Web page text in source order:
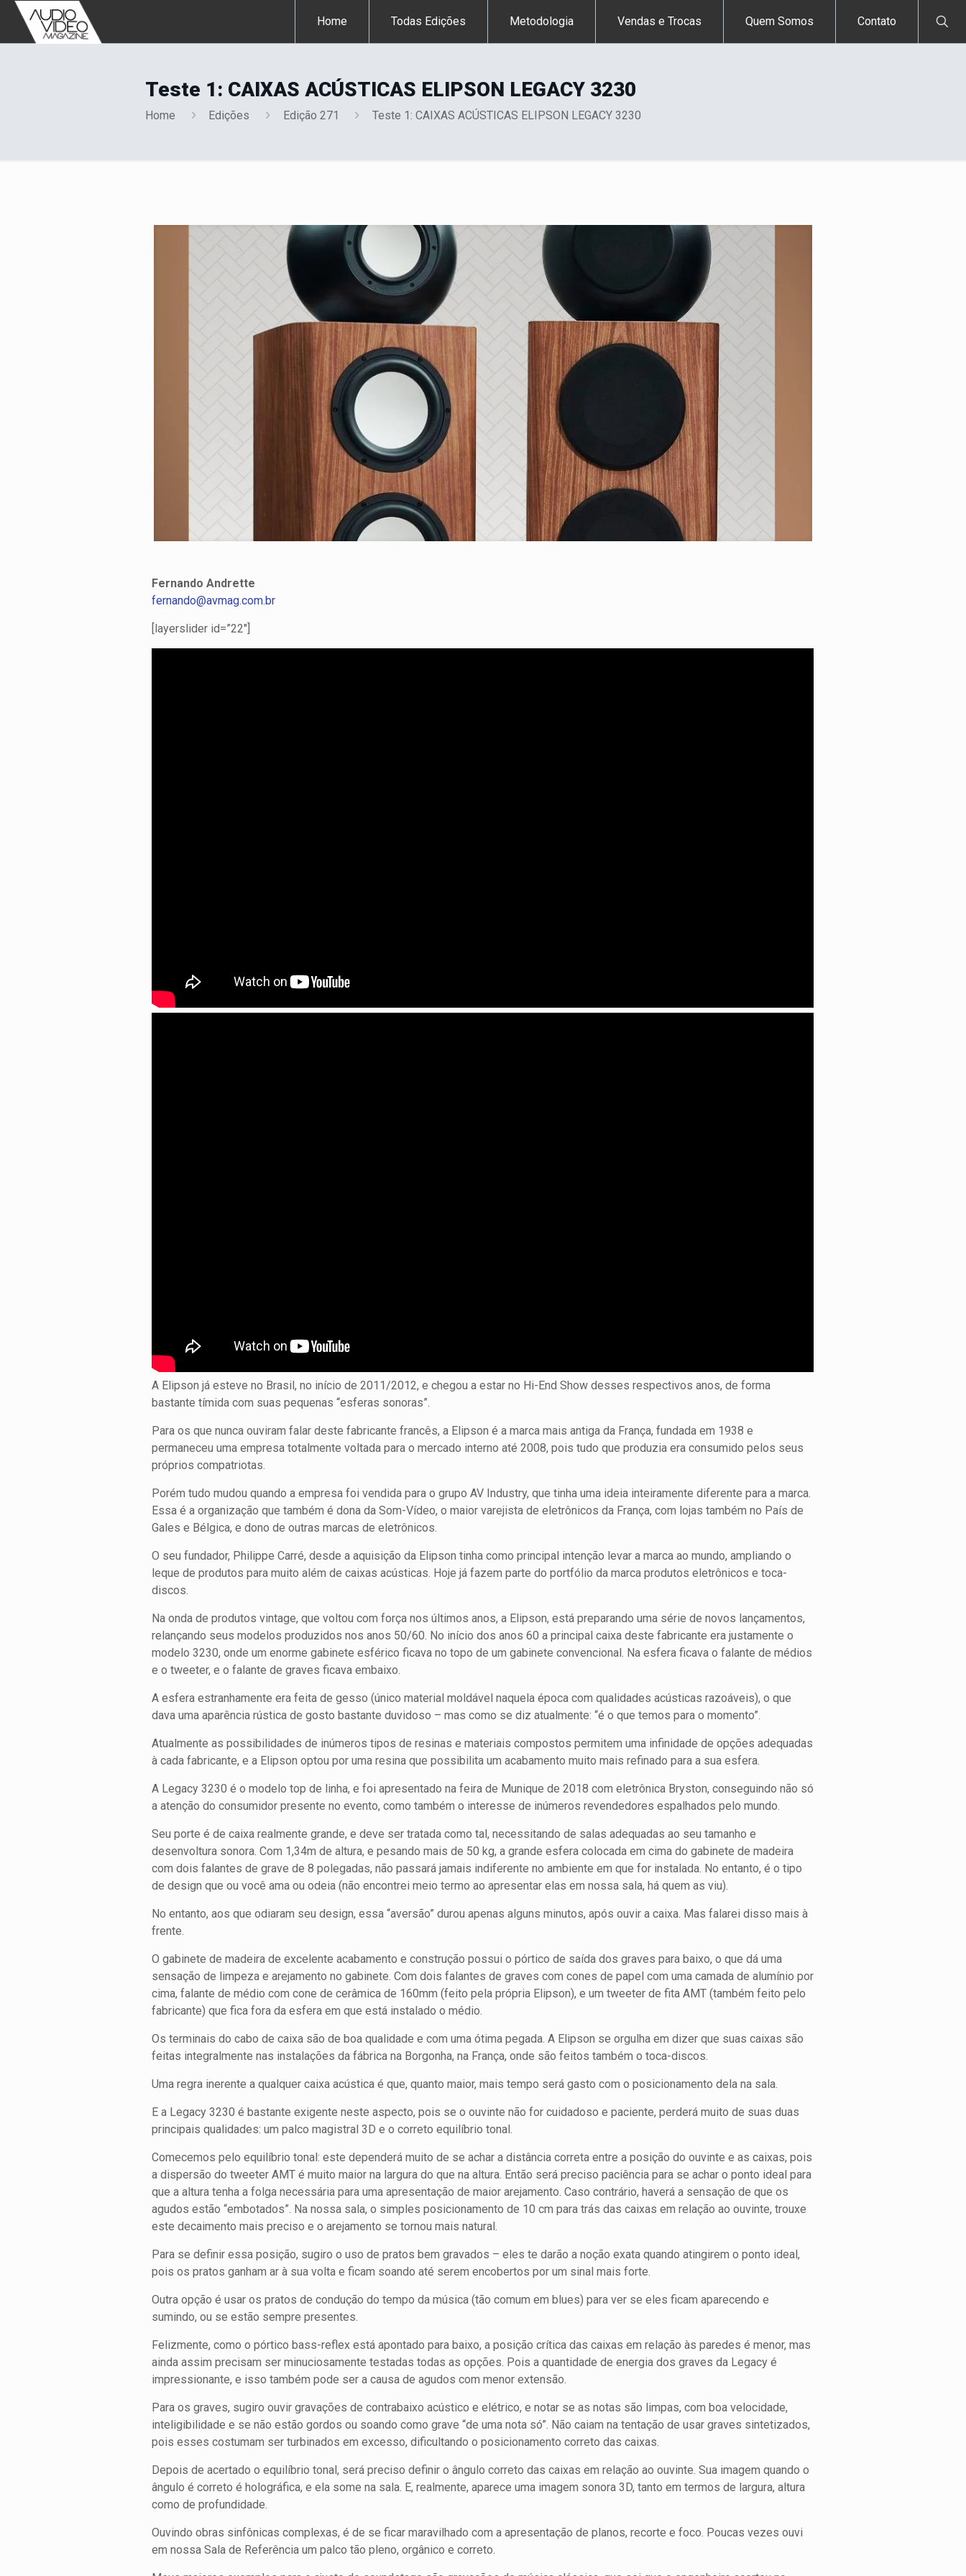
Home Todas Edições Metodologia Vendas e Trocas Quem Somos Contato
Teste 1: CAIXAS ACÚSTICAS ELIPSON LEGACY 3230
Home Edições Edição 271 Teste 1: CAIXAS ACÚSTICAS ELIPSON LEGACY 3230
Fernando Andrette
fernando@avmag.com.br
[layerslider id=”22″]
A Elipson já esteve no Brasil, no início de 2011/2012, e chegou a estar no Hi-End Show desses respectivos anos, de forma
bastante tímida com suas pequenas “esferas sonoras”.
Para os que nunca ouviram falar deste fabricante francês, a Elipson é a marca mais antiga da França, fundada em 1938 e
permaneceu uma empresa totalmente voltada para o mercado interno até 2008, pois tudo que produzia era consumido pelos seus
próprios compatriotas.
Porém tudo mudou quando a empresa foi vendida para o grupo AV Industry, que tinha uma ideia inteiramente diferente para a marca.
Essa é a organização que também é dona da Som-Vídeo, o maior varejista de eletrônicos da França, com lojas também no País de
Gales e Bélgica, e dono de outras marcas de eletrônicos.
O seu fundador, Philippe Carré, desde a aquisição da Elipson tinha como principal intenção levar a marca ao mundo, ampliando o
leque de produtos para muito além de caixas acústicas. Hoje já fazem parte do portfólio da marca produtos eletrônicos e toca-
discos.
Na onda de produtos vintage, que voltou com força nos últimos anos, a Elipson, está preparando uma série de novos lançamentos,
relançando seus modelos produzidos nos anos 50/60. No início dos anos 60 a principal caixa deste fabricante era justamente o
modelo 3230, onde um enorme gabinete esférico ficava no topo de um gabinete convencional. Na esfera ficava o falante de médios
e o tweeter, e o falante de graves ficava embaixo.
A esfera estranhamente era feita de gesso (único material moldável naquela época com qualidades acústicas razoáveis), o que
dava uma aparência rústica de gosto bastante duvidoso – mas como se diz atualmente: “é o que temos para o momento”.
Atualmente as possibilidades de inúmeros tipos de resinas e materiais compostos permitem uma infinidade de opções adequadas
à cada fabricante, e a Elipson optou por uma resina que possibilita um acabamento muito mais refinado para a sua esfera.
A Legacy 3230 é o modelo top de linha, e foi apresentado na feira de Munique de 2018 com eletrônica Bryston, conseguindo não só
a atenção do consumidor presente no evento, como também o interesse de inúmeros revendedores espalhados pelo mundo.
Seu porte é de caixa realmente grande, e deve ser tratada como tal, necessitando de salas adequadas ao seu tamanho e
desenvoltura sonora. Com 1,34m de altura, e pesando mais de 50 kg, a grande esfera colocada em cima do gabinete de madeira
com dois falantes de grave de 8 polegadas, não passará jamais indiferente no ambiente em que for instalada. No entanto, é o tipo
de design que ou você ama ou odeia (não encontrei meio termo ao apresentar elas em nossa sala, há quem as viu).
No entanto, aos que odiaram seu design, essa “aversão” durou apenas alguns minutos, após ouvir a caixa. Mas falarei disso mais à
frente.
O gabinete de madeira de excelente acabamento e construção possui o pórtico de saída dos graves para baixo, o que dá uma
sensação de limpeza e arejamento no gabinete. Com dois falantes de graves com cones de papel com uma camada de alumínio por
cima, falante de médio com cone de cerâmica de 160mm (feito pela própria Elipson), e um tweeter de fita AMT (também feito pelo
fabricante) que fica fora da esfera em que está instalado o médio.
Os terminais do cabo de caixa são de boa qualidade e com uma ótima pegada. A Elipson se orgulha em dizer que suas caixas são
feitas integralmente nas instalações da fábrica na Borgonha, na França, onde são feitos também o toca-discos.
Uma regra inerente a qualquer caixa acústica é que, quanto maior, mais tempo será gasto com o posicionamento dela na sala.
E a Legacy 3230 é bastante exigente neste aspecto, pois se o ouvinte não for cuidadoso e paciente, perderá muito de suas duas
principais qualidades: um palco magistral 3D e o correto equilíbrio tonal.
Comecemos pelo equilíbrio tonal: este dependerá muito de se achar a distância correta entre a posição do ouvinte e as caixas, pois
a dispersão do tweeter AMT é muito maior na largura do que na altura. Então será preciso paciência para se achar o ponto ideal para
que a altura tenha a folga necessária para uma apresentação de maior arejamento. Caso contrário, haverá a sensação de que os
agudos estão “embotados”. Na nossa sala, o simples posicionamento de 10 cm para trás das caixas em relação ao ouvinte, trouxe
este decaimento mais preciso e o arejamento se tornou mais natural.
Para se definir essa posição, sugiro o uso de pratos bem gravados – eles te darão a noção exata quando atingirem o ponto ideal,
pois os pratos ganham ar à sua volta e ficam soando até serem encobertos por um sinal mais forte.
Outra opção é usar os pratos de condução do tempo da música (tão comum em blues) para ver se eles ficam aparecendo e
sumindo, ou se estão sempre presentes.
Felizmente, como o pórtico bass-reflex está apontado para baixo, a posição crítica das caixas em relação às paredes é menor, mas
ainda assim precisam ser minuciosamente testadas todas as opções. Pois a quantidade de energia dos graves da Legacy é
impressionante, e isso também pode ser a causa de agudos com menor extensão.
Para os graves, sugiro ouvir gravações de contrabaixo acústico e elétrico, e notar se as notas são limpas, com boa velocidade,
inteligibilidade e se não estão gordos ou soando como grave “de uma nota só”. Não caiam na tentação de usar graves sintetizados,
pois esses costumam ser turbinados em excesso, dificultando o posicionamento correto das caixas.
Depois de acertado o equilíbrio tonal, será preciso definir o ângulo correto das caixas em relação ao ouvinte. Sua imagem quando o
ângulo é correto é holográfica, e ela some na sala. E, realmente, aparece uma imagem sonora 3D, tanto em termos de largura, altura
como de profundidade.
Ouvindo obras sinfônicas complexas, é de se ficar maravilhado com a apresentação de planos, recorte e foco. Poucas vezes ouvi
em nossa Sala de Referência um palco tão pleno, orgânico e correto.